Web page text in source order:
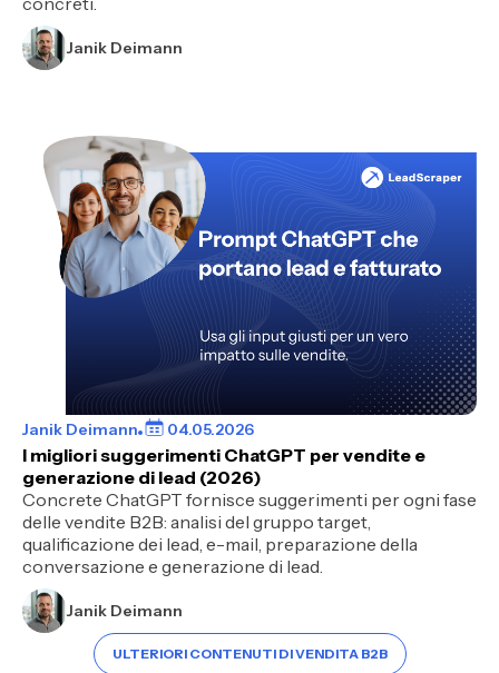
Janik Deimann
Janik Deimann 04.05.2026
I migliori suggerimenti ChatGPT per vendite e
generazione di lead (2026)
Concrete ChatGPT fornisce suggerimenti per ogni fase
delle vendite B2B: analisi del gruppo target,
qualificazione dei lead, e-mail, preparazione della
conversazione e generazione di lead.
Janik Deimann
ULTERIORI CONTENUTI DI VENDITA B2B